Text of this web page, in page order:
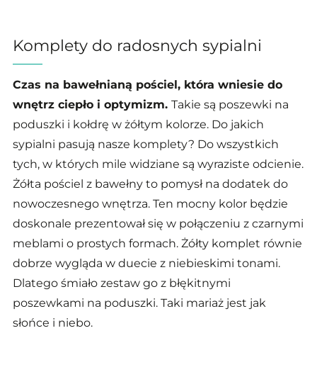
Komplety do radosnych sypialni
Czas na bawełnianą pościel, która wniesie do
wnętrz ciepło i optymizm. Takie są poszewki na
poduszki i kołdrę w żółtym kolorze. Do jakich
sypialni pasują nasze komplety? Do wszystkich
tych, w których mile widziane są wyraziste odcienie.
Żółta pościel z bawełny to pomysł na dodatek do
nowoczesnego wnętrza. Ten mocny kolor będzie
doskonale prezentował się w połączeniu z czarnymi
meblami o prostych formach. Żółty komplet równie
dobrze wygląda w duecie z niebieskimi tonami.
Dlatego śmiało zestaw go z błękitnymi
poszewkami na poduszki. Taki mariaż jest jak
słońce i niebo.